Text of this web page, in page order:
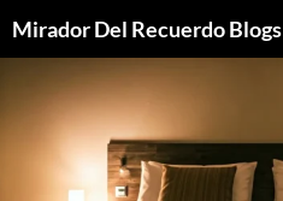
contenido
Mirador Del Recuerdo Blogs